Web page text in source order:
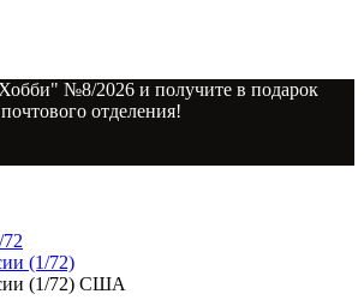
№8/2026 и получите в подарок
отделения!
(1/72)
(1/72) США